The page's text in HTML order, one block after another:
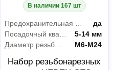
В наличии 167 шт
Предохранительная муфта
да
Посадочный квадрат метчика
5-14 мм
Диаметр резьбы метчика
М6-М24
Набор резьбонарезных